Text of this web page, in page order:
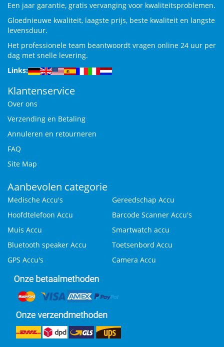
Een jaar garantie, gratis vervanging voor kwaliteitsproblemen.
Gloednieuwe kwaliteit, laagste prijs, beste kwaliteit en langste
levensduur.
Het professionele team beantwoordt vragen online 24 uur per
dag met snelle levering.
Links:
Klantenservice
Over ons
Verzending en Betaling
Annuleren en retourneren
FAQ
Site Map
Aanbevolen categorie
Medische Accu's
Gereedschap Accu
Hoofdtelefoon Accu
Barcode Scanner Accu's
Muis Accu
Smartwatch accu
Bluetooth speaker Accu
Toetsenbord Accu
GPS Accu's
Camera Accu